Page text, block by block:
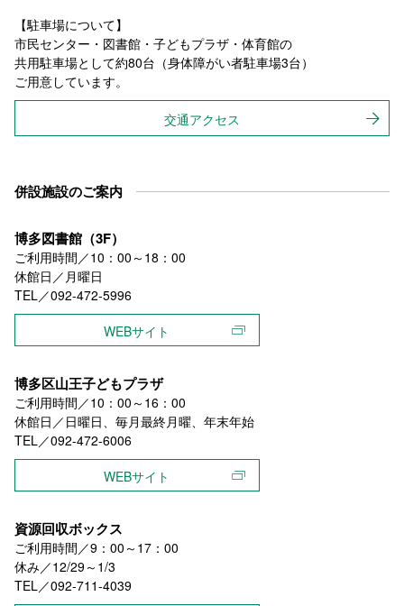
【駐車場について】
市民センター・図書館・子どもプラザ・体育館の
共用駐車場として約80台（身体障がい者駐車場3台）
ご用意しています。
交通アクセス
併設施設のご案内
博多図書館（3F）
ご利用時間／10：00～18：00
休館日／月曜日
TEL／092-472-5996
WEBサイト
博多区山王子どもプラザ
ご利用時間／10：00～16：00
休館日／日曜日、毎月最終月曜、年末年始
TEL／092-472-6006
WEBサイト
資源回収ボックス
ご利用時間／9：00～17：00
休み／12/29～1/3
TEL／092-711-4039